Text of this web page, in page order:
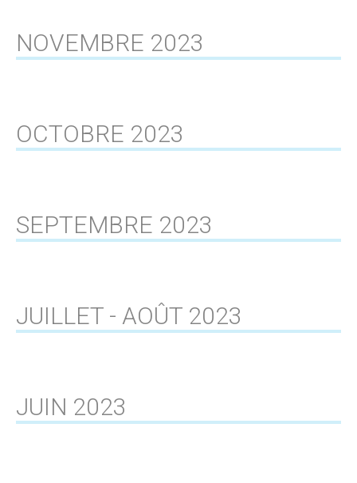
NOVEMBRE 2023
OCTOBRE 2023
SEPTEMBRE 2023
JUILLET - AOÛT 2023
JUIN 2023